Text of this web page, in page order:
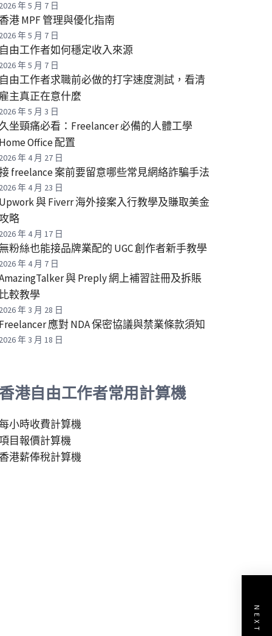
2026 年 5 月 7 日
香港 MPF 管理與優化指南
2026 年 5 月 7 日
自由工作者如何穩定收入來源
2026 年 5 月 7 日
自由工作者求職前必做的打字速度測試，看清
雇主真正在意什麼
2026 年 5 月 3 日
坐頸痛必看：Freelancer 必備的人體工學
Home Office 配置
2026 年 4 月 27 日
freelance 案前要留意哪些常見網絡詐騙手法
2026 年 4 月 23 日
Upwork 與 Fiverr 海外接案入行教學及賺取美金
略
2026 年 4 月 17 日
粉絲也能接品牌業配的 UGC 創作者新手教學
2026 年 4 月 7 日
與 Preply 網上補習註冊及拆賬
比較教學
2026 年 3 月 28 日
Freelancer 應對 NDA 保密協議與禁業條款須知
2026 年 3 月 18 日
港自由工作者常用計算機
小時收費計算機
目報價計算機
香港薪俸稅計算機